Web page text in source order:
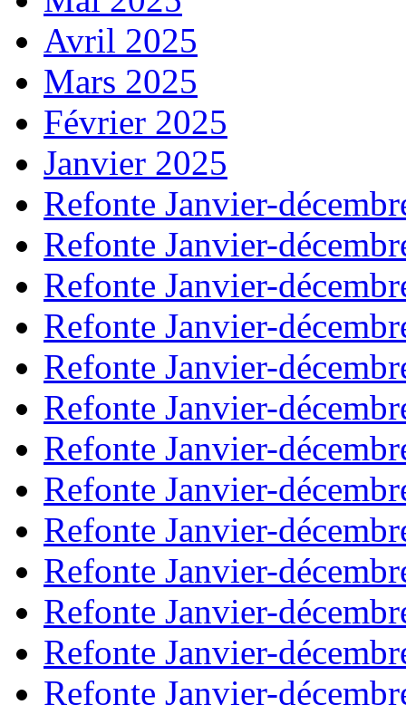
Avril 2025
Mars 2025
Février 2025
Janvier 2025
Refonte Janvier-
Refonte Janvier-
Refonte Janvier-
Refonte Janvier-
Refonte Janvier-
Refonte Janvier-
Refonte Janvier-
Refonte Janvier-
Refonte Janvier-
Refonte Janvier-
Refonte Janvier-
Refonte Janvier-
Refonte Janvier-